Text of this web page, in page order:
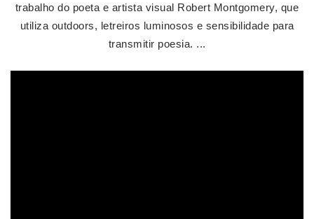
trabalho do poeta e artista visual Robert Montgomery, que
utiliza outdoors, letreiros luminosos e sensibilidade para
transmitir poesia. ...